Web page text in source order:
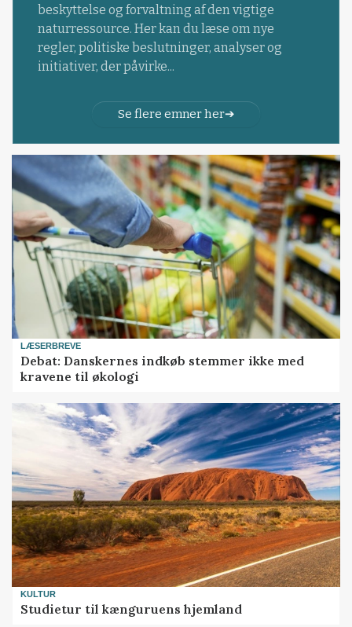
beskyttelse og forvaltning af den vigtige
naturressource. Her kan du læse om nye
regler, politiske beslutninger, analyser og
initiativer, der påvirke...
Se flere emner her
LÆSERBREVE
Debat: Danskernes indkøb stemmer ikke med
kravene til økologi
KULTUR
Studietur til kænguruens hjemland